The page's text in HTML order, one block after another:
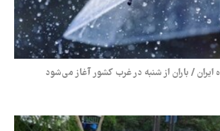
ایران / باران از شنبه در غرب کشور آغاز می‌شود